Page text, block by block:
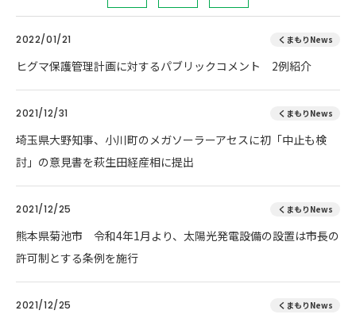
2022/01/21 くまもりNews
ヒグマ保護管理計画に対するパブリックコメント 2例紹介
2021/12/31 くまもりNews
埼玉県大野知事、小川町のメガソーラーアセスに初「中止も検
討」の意見書を萩生田経産相に提出
2021/12/25 くまもりNews
熊本県菊池市 令和4年1月より、太陽光発電設備の設置は市長の
許可制とする条例を施行
2021/12/25 くまもりNews